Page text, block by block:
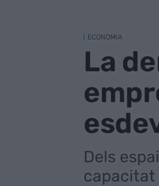
ECONOMIA
La
Dels
capacitat